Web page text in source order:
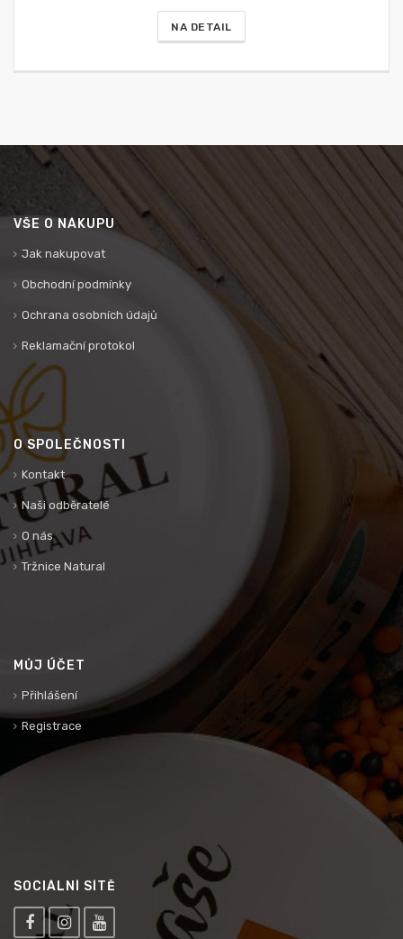
NA DETAIL
VŠE O NÁKUPU
Jak nakupovat
Obchodní podmínky
Ochrana osobních údajů
Reklamační protokol
O SPOLEČNOSTI
Kontakt
Naši odběratelé
O nás
Tržnice Natural
MŮJ ÚČET
Přihlášení
Registrace
SOCIÁLNÍ SÍTĚ